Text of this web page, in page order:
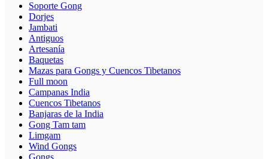
Soporte Gong
Dorjes
Jambati
Antiguos
Artesanía
Baquetas
Mazas para Gongs y Cuencos Tibetanos
Full moon
Campanas India
Cuencos Tibetanos
Banjaras de la India
Gong Tam tam
Limgam
Wind Gongs
Gongs